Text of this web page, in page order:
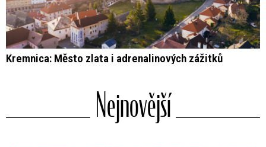
Kremnica: Město zlata i adrenalinových zážitků
Nejnovější